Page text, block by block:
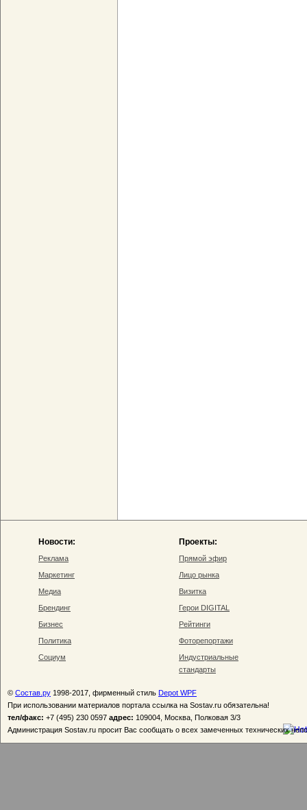
Новости:
Реклама
Маркетинг
Медиа
Брендинг
Бизнес
Политика
Социум
Проекты:
Прямой эфир
Лицо рынка
Визитка
Герои DIGITAL
Рейтинги
Фоторепортажи
Индустриальные
стандарты
© Состав.ру 1998-2017, фирменный стиль Depot WPF
При использовании материалов портала ссылка на Sostav.ru обязательна!
тел/факс: +7 (495) 230 0597 адрес: 109004, Москва, Полковая 3/3
Администрация Sostav.ru просит Вас сообщать о всех замеченных технических